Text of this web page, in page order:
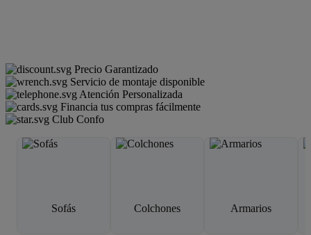
Precio Garantizado
Servicio de montaje disponible
Atención Personalizada
Financia tus compras fácilmente
Club Confo
Sofás Colchones Armarios